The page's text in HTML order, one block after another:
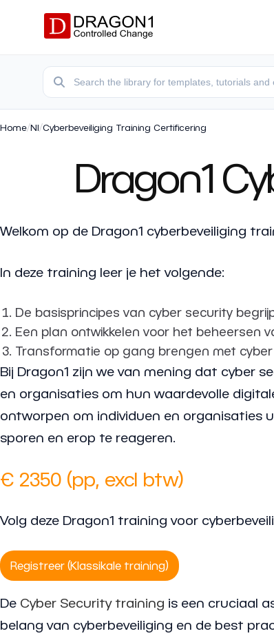
Home/Nl/Cyberbeveiliging Training Certificering
Dragon1
Welkom op de Dragon1 cyberbeveiliging
In deze training leer je het volgende:
De basisprincipes van cyber security
Een plan ontwikkelen voor het beheersen
Transformatie op gang brengen met
Bij Dragon1 zijn we van mening dat cyber
en organisaties om hun waardevolle
ontworpen om individuen en organisaties
sporen en erop te reageren.
€ 2350 (pp, excl btw)
Volg deze Dragon1 training voor
Registreer (Klassikale training)
De Cyber Security training is een cruciaal
belang van cyberbeveiliging en de best